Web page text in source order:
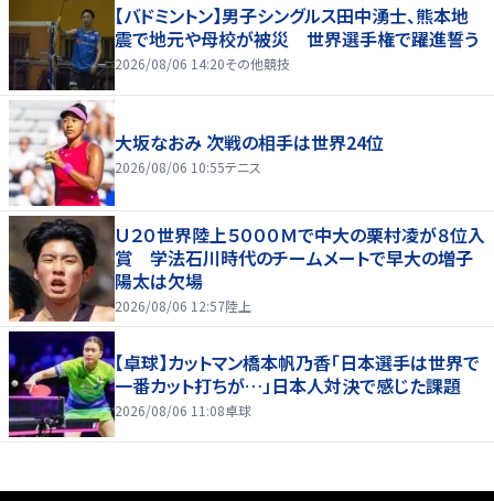
【バドミントン】男子シングルス田中湧士、熊本地
震で地元や母校が被災 世界選手権で躍進誓う
2026/08/06 14:20その他競技
大坂なおみ 次戦の相手は世界24位
2026/08/06 10:55テニス
Ｕ２０世界陸上５０００Ｍで中大の栗村凌が８位入
賞 学法石川時代のチームメートで早大の増子
陽太は欠場
2026/08/06 12:57陸上
【卓球】カットマン橋本帆乃香「日本選手は世界で
一番カット打ちが…」日本人対決で感じた課題
2026/08/06 11:08卓球